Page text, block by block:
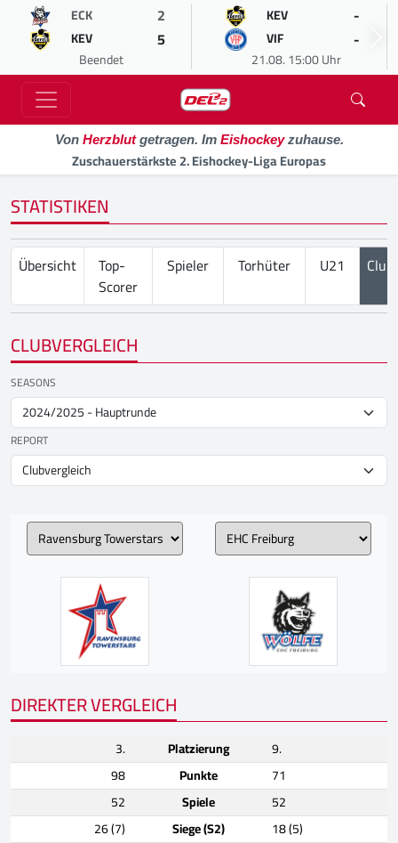
ECK 2
KEV 5
Beendet
KEV -
VIF -
21.08. 15:00 Uhr
Von Herzblutgetragen. Im Eishockeyzuhause.
Zuschauerstärkste 2. Eishockey-Liga Europas
STATISTIKEN
Übersicht
Top-
Scorer
Spieler Torhüter U21
CLUBVERGLEICH
SEASONS
REPORT
DIREKTER VERGLEICH
3. Platzierung
9.
98
Punkte
71
52
Spiele
52
26 (7)
Siege (S2)
18 (5)